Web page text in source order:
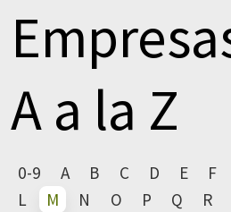
A a la Z
0-9 A B C D E F
L
M N O P Q R